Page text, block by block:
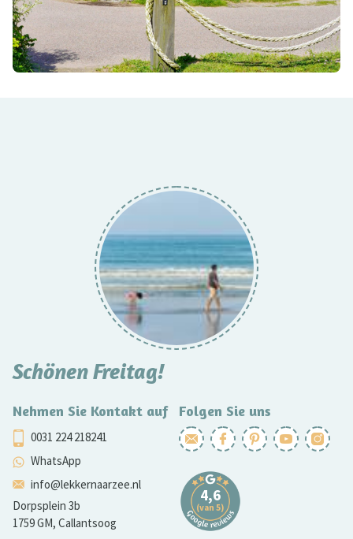
Schönen Freitag!
Nehmen Sie Kontakt auf
0031 224 218241
WhatsApp
info@lekkernaarzee.nl
Dorpsplein 3b
1759 GM, Callantsoog
Folgen Sie uns